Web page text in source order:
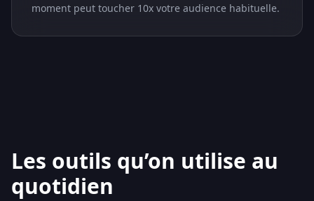
moment peut toucher 10x votre audience habituelle.
Les outils qu’on utilise au
quotidien